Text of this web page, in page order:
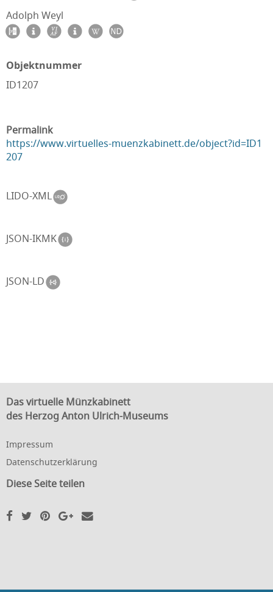
Adolph Weyl
Objektnummer
ID1207
Permalink
https://www.virtuelles-muenzkabinett.de/object?id=ID1
207
LIDO-XML
JSON-IKMK
JSON-LD
Das virtuelle Münzkabinett
des Herzog Anton Ulrich-Museums
Impressum
Datenschutzerklärung
Diese Seite teilen